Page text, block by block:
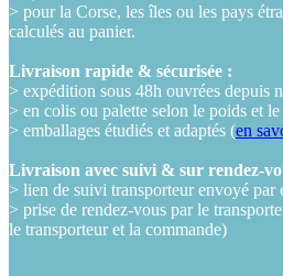
> pour la Corse, les îles ou les pays
calculés au panier.
Livraison rapide & sécurisée :
> expédition sous 48h ouvrées depuis
> en colis ou palette selon le poids et
> emballages étudiés et adaptés (en
Livraison avec suivi & sur rendez-
> lien de suivi transporteur envoyé par
> prise de rendez-vous par le
le transporteur et la commande)